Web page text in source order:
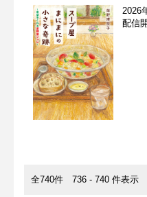
2026
配信
全740件 736 - 740 件表示